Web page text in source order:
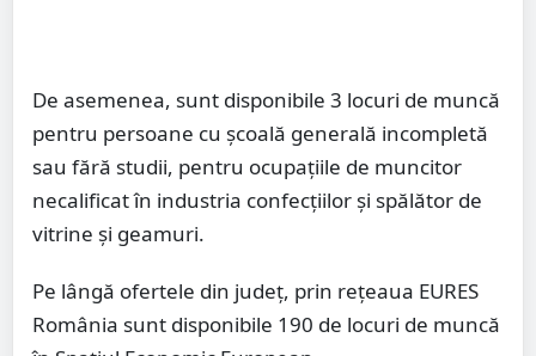
De asemenea, sunt disponibile 3 locuri de muncă
pentru persoane cu școală generală incompletă
sau fără studii, pentru ocupațiile de muncitor
necalificat în industria confecțiilor și spălător de
vitrine și geamuri.
Pe lângă ofertele din județ, prin rețeaua EURES
România sunt disponibile 190 de locuri de muncă